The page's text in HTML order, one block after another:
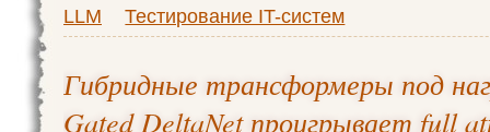
LLM
Тестирование IT-систем
Гибридные трансформеры под
Gated DeltaNet проигрывает full